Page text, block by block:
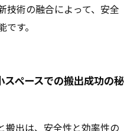
技術の融合によって、安全
す。
ペースでの搬出成功の秘
搬出は、安全性と効率性の